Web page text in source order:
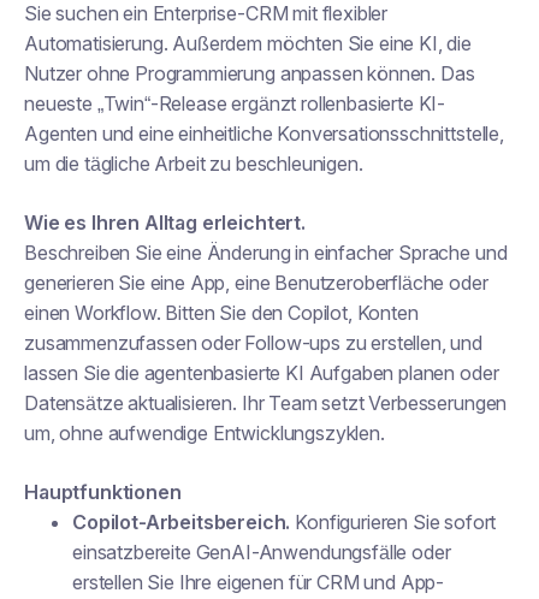
Sie suchen ein Enterprise-CRM mit flexibler
Automatisierung. Außerdem möchten Sie eine KI, die
Nutzer ohne Programmierung anpassen können. Das
neueste „Twin“-Release ergänzt rollenbasierte KI-
Agenten und eine einheitliche Konversationsschnittstelle,
um die tägliche Arbeit zu beschleunigen.
Wie es Ihren Alltag erleichtert.
Beschreiben Sie eine Änderung in einfacher Sprache und
generieren Sie eine App, eine Benutzeroberfläche oder
einen Workflow. Bitten Sie den Copilot, Konten
zusammenzufassen oder Follow-ups zu erstellen, und
lassen Sie die agentenbasierte KI Aufgaben planen oder
Datensätze aktualisieren. Ihr Team setzt Verbesserungen
um, ohne aufwendige Entwicklungszyklen.
Hauptfunktionen
Copilot-Arbeitsbereich. Konfigurieren Sie sofort
einsatzbereite GenAI-Anwendungsfälle oder
erstellen Sie Ihre eigenen für CRM und App-